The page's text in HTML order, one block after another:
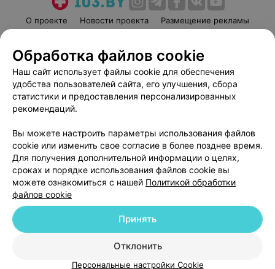
О проекте Новости проекта
Размещение рекламы
Пользовательское соглашение
Способы оплаты
Вакансии
Партнеры
Написать руководителю 103.by
Обработка персональных данных
© 2026 ООО «Артокс Лаб», УНП 191700409
| 220012, Республика Беларусь,
Служба поддержки +375 291212755
Обработка файлов cookie
Наш сайт использует файлы cookie для обеспечения
удобства пользователей сайта, его улучшения, сбора
статистики и предоставления персонализированных
рекомендаций.
Вы можете настроить параметры использования файлов
cookie или изменить свое согласие в более позднее время.
Для получения дополнительной информации о целях,
сроках и порядке использования файлов cookie вы
можете ознакомиться с нашей Политикой обработки
файлов cookie
Отклонить
Принять
Персональные настройки Cookie